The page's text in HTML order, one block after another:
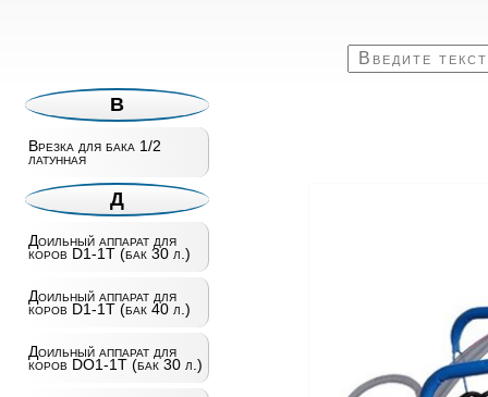
В
Врезка для бака 1/2
латунная
Д
Доильный аппарат для
коров D1-1T (бак 30 л.)
Доильный аппарат для
коров D1-1T (бак 40 л.)
Доильный аппарат для
коров DO1-1T (бак 30 л.)